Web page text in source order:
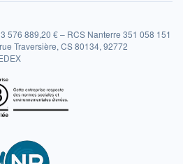
576 889,20 € – RCS Nanterre 351 058 151
Traversière, CS 80134, 92772